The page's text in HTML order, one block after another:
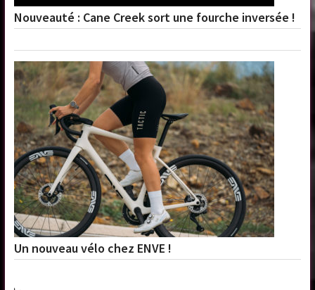
Nouveauté : Cane Creek sort une fourche inversée !
Un nouveau vélo chez ENVE !